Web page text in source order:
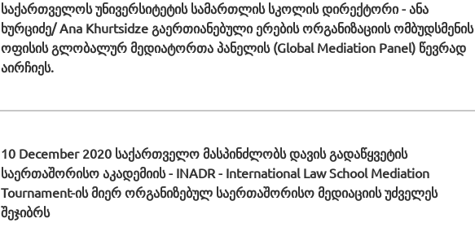
საქართველოს უნივერსიტეტის სამართლის სკოლის დირექტორი - ანა
ხურციძე/ Ana Khurtsidze გაერთიანებული ერების ორგანიზაციის ომბუდსმენის
ოფისის გლობალურ მედიატორთა პანელის (Global Mediation Panel) წევრად
აირჩიეს.
10 December 2020 საქართველო მასპინძლობს დავის გადაწყვეტის
საერთაშორისო აკადემიის - INADR - International Law School Mediation
Tournament-ის მიერ ორგანიზებულ საერთაშორისო მედიაციის უძველეს
შეჯიბრს